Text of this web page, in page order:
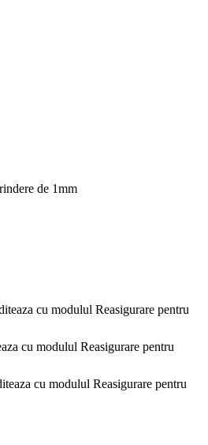
de 1mm
cu modulul Reasigurare pentru
cu modulul Reasigurare pentru
cu modulul Reasigurare pentru